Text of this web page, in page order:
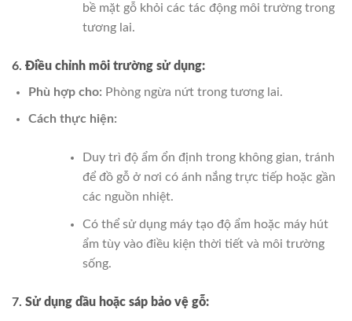
bề mặt gỗ khỏi các tác động môi trường trong
tương lai.
6. Điều chỉnh môi trường sử dụng:
Phù hợp cho: Phòng ngừa nứt trong tương lai.
Cách thực hiện:
Duy trì độ ẩm ổn định trong không gian, tránh
để đồ gỗ ở nơi có ánh nắng trực tiếp hoặc gần
các nguồn nhiệt.
Có thể sử dụng máy tạo độ ẩm hoặc máy hút
ẩm tùy vào điều kiện thời tiết và môi trường
sống.
7. Sử dụng dầu hoặc sáp bảo vệ gỗ: